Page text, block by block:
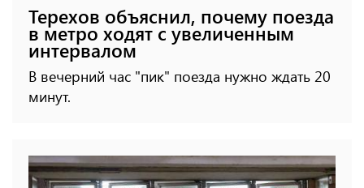
Терехов объяснил, почему поезда
в метро ходят с увеличенным
интервалом
В вечерний час "пик" поезда нужно ждать 20
минут.